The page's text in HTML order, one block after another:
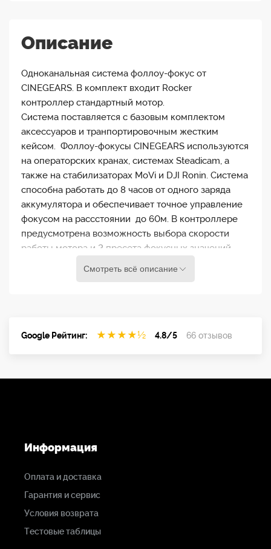
Описание
Одноканальная система фоллоу-фокус от
CINEGEARS. В комплект входит Rocker
контроллер стандартный мотор.
Система поставляется с базовым комплектом
аксессуаров и транпортировочным жестким
кейсом. Фоллоу-фокусы CINEGEARS используются
на операторских кранах, системах Steadicam, а
также на стабилизаторах MoVi и DJI Ronin. Система
способна работать до 8 часов от одного заряда
аккумулятора и обеспечивает точное управление
фокусом на рассстоянии до 60м. В контроллере
предусмотрена возможность выбора скорости
работы мотора и 2 пресета фокусных значений.
Материал корпуса: Алюминий
Вес,г: 382
Размеры, см: 9х4х2,5
Смотреть всё описание
Google Рейтинг: ★ ★ ★ ★½ 4.8/5 66 отзывов
Информация
Оплата и доставка
Гарантия и сервис
Условия возврата
Тестовые таблицы